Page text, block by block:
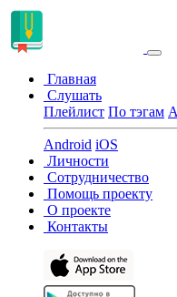
Главная
Слушать
Плейлист По тэгам
Android iOS
Личности
Сотрудничество
Помощь проекту
О проекте
Контакты